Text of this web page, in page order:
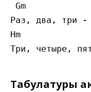
Gm
Раз, два, три -
Hm
Табулатуры